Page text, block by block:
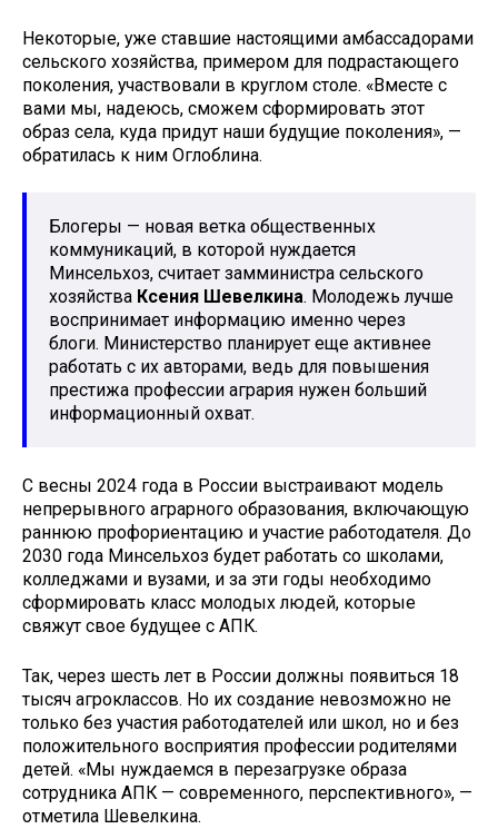
Некоторые, уже ставшие настоящими амбассадорами
сельского хозяйства, примером для подрастающего
поколения, участвовали в круглом столе. «Вместе с
вами мы, надеюсь, сможем сформировать этот
образ села, куда придут наши будущие поколения», —
обратилась к ним Оглоблина.
Блогеры — новая ветка общественных
коммуникаций, в которой нуждается
Минсельхоз, считает замминистра сельского
хозяйства Ксения Шевелкина. Молодежь лучше
воспринимает информацию именно через
блоги. Министерство планирует еще активнее
работать с их авторами, ведь для повышения
престижа профессии агрария нужен больший
информационный охват.
С весны 2024 года в России выстраивают модель
непрерывного аграрного образования, включающую
раннюю профориентацию и участие работодателя. До
2030 года Минсельхоз будет работать со школами,
колледжами и вузами, и за эти годы необходимо
сформировать класс молодых людей, которые
свяжут свое будущее с АПК.
Так, через шесть лет в России должны появиться 18
тысяч агроклассов. Но их создание невозможно не
только без участия работодателей или школ, но и без
положительного восприятия профессии родителями
детей. «Мы нуждаемся в перезагрузке образа
сотрудника АПК — современного, перспективного», —
отметила Шевелкина.